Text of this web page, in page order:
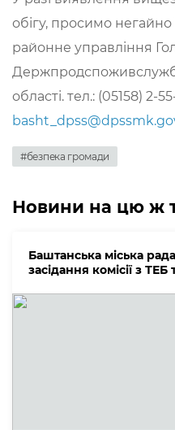
обігу, просимо
районне управління
області. тел.: (05158) 2-
#безпека громади
Новини на цю ж
Баштанська міська
засідання комісії з ТЕБ